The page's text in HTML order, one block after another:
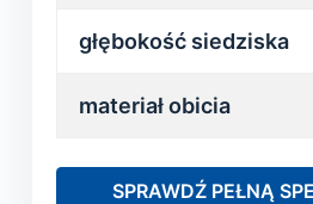
głębokość siedziska
materiał obicia
SPRAWDŹ PEŁNĄ